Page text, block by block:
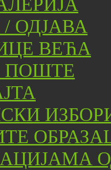
ОДЈАВА
ВЕЋА
ПОШТЕ